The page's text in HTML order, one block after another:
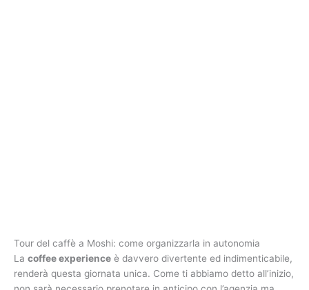
Tour del caffè a Moshi: come organizzarla in autonomia
La coffee experience è davvero divertente ed indimenticabile,
renderà questa giornata unica. Come ti abbiamo detto all’inizio,